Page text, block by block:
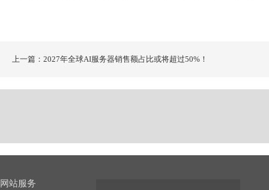
上一篇：2027年全球AI服务器销售额占比或将超过50%！
网站服务